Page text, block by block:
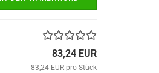
83,24 EUR
83,24 EUR pro Stück